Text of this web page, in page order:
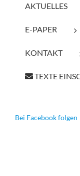
AKTUELLES
E-PAPER
KONTAKT
TEXTE
Bei Facebook folgen